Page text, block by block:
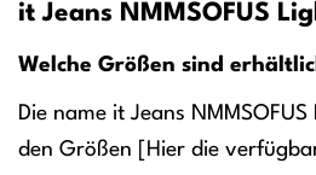
it Jeans NMMSOFUS
Welche Größen sind
Die name it Jeans
den Größen [Hier die